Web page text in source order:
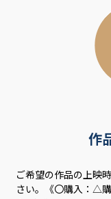
作
ご希望の作品の上映
さい。《〇購入：△